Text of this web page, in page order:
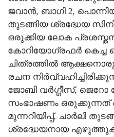
ജവാൻ, ബാഗി 2,
തുടങ്ങിയ ശ്രദ്ധേയ
ഒരുക്കിയ ലോക
കോറിയോഗ്രഫർ
ചിത്രത്തിൽ
രചന
ജോബി വർഗ്ഗീസ്, ജെറോ
സംഭാഷണം ഒരുക്കുന്നത്
മുന്നറിയിപ്പ്, ചാർലി
ശ്രദ്ധേയനായ